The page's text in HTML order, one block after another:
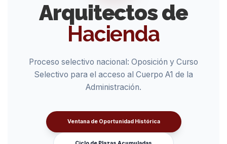
Arquitectos de
Hacienda
Proceso selectivo nacional: Oposición y Curso
Selectivo para el acceso al Cuerpo A1 de la
Administración.
Ventana de Oportunidad Histórica